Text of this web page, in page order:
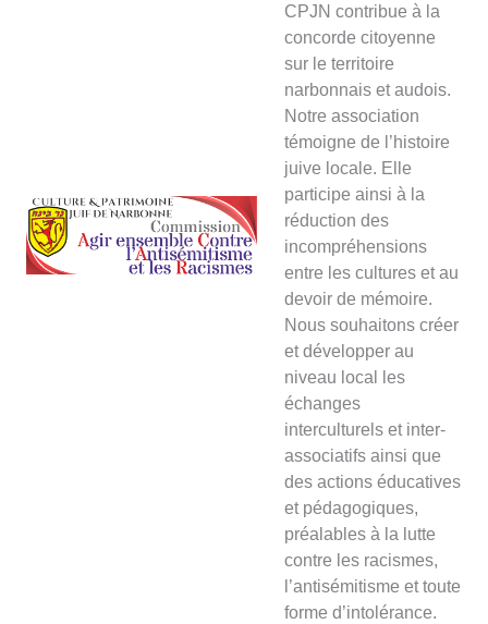
CPJN contribue à la
concorde citoyenne
sur le territoire
narbonnais et audois.
Notre association
témoigne de l’histoire
juive locale. Elle
participe ainsi à la
réduction des
incompréhensions
entre les cultures et au
devoir de mémoire.
Nous souhaitons créer
et développer au
niveau local les
échanges
interculturels et inter-
associatifs ainsi que
des actions éducatives
et pédagogiques,
préalables à la lutte
contre les racismes,
l’antisémitisme et toute
forme d’intolérance.